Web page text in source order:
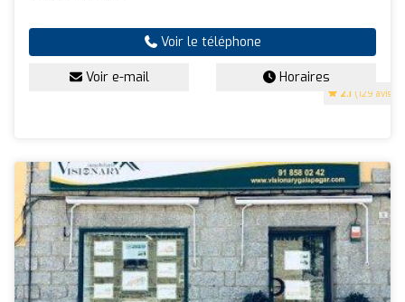
2.1 (129 avis)
Voir le téléphone
Voir e-mail Horaires